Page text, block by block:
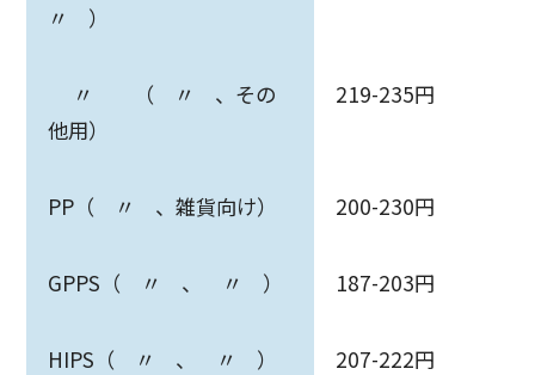
〃 ）
〃 （ 〃 、その
他用）
219-235円
PP（ 〃 、雑貨向け） 200-230円
GPPS（ 〃 、 〃 ） 187-203円
HIPS（ 〃 、 〃 ） 207-222円